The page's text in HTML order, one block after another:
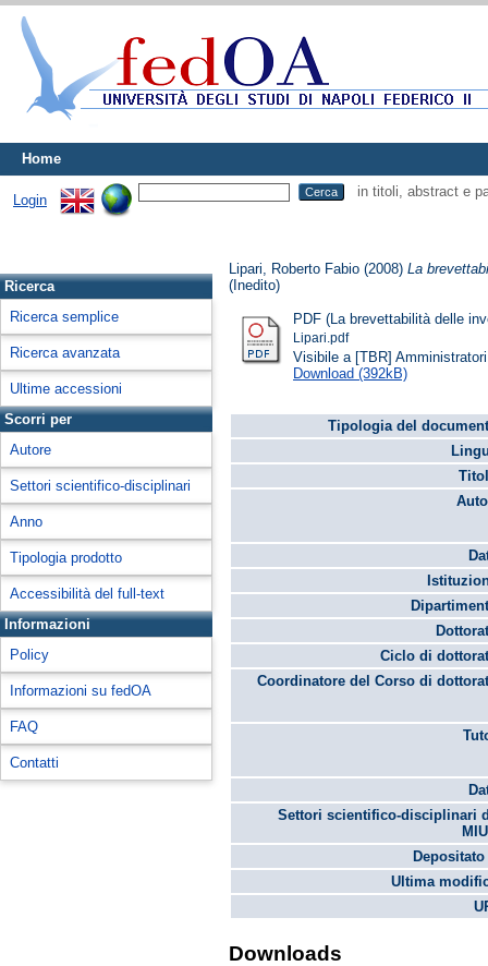
Home
Login
in titoli, abstract e
Ricerca
Ricerca semplice
Ricerca avanzata
Ultime accessioni
Scorri per
Autore
Settori scientifico-disciplinari
Anno
Tipologia prodotto
Accessibilità del full-text
Informazioni
Policy
Informazioni su fedOA
FAQ
Contatti
Lipari, Roberto Fabio (2008)La
(Inedito)
PDF (La brevettabilità delle
Lipari.pdf
Visibile a [TBR]
Download (392kB)
Tipologia del
Ciclo di
Coordinatore del Corso di
Settori scientifico-disciplinari
Ultima
Downloads